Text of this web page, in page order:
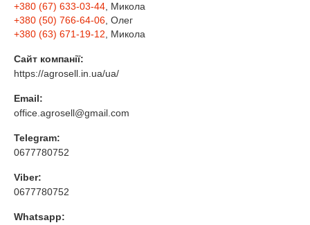
+380 (67) 633-03-44 , Микола
+380 (50) 766-64-06 , Олег
+380 (63) 671-19-12 , Микола
Сайт компанії:
https://agrosell.in.ua/ua/
Email:
office.agrosell@gmail.com
Telegram:
0677780752
Viber:
0677780752
Whatsapp: